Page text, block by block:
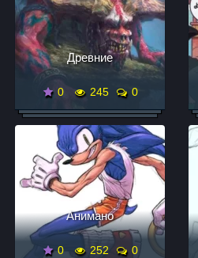
Древние
0 245 0
Анимано
0 252 0